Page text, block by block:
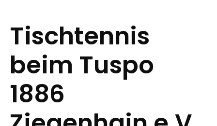
Tischtennis
beim Tuspo
1886